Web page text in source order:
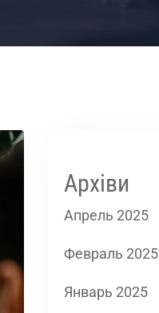
Архіви
Апрель 2025
Февраль 2025
Январь 2025